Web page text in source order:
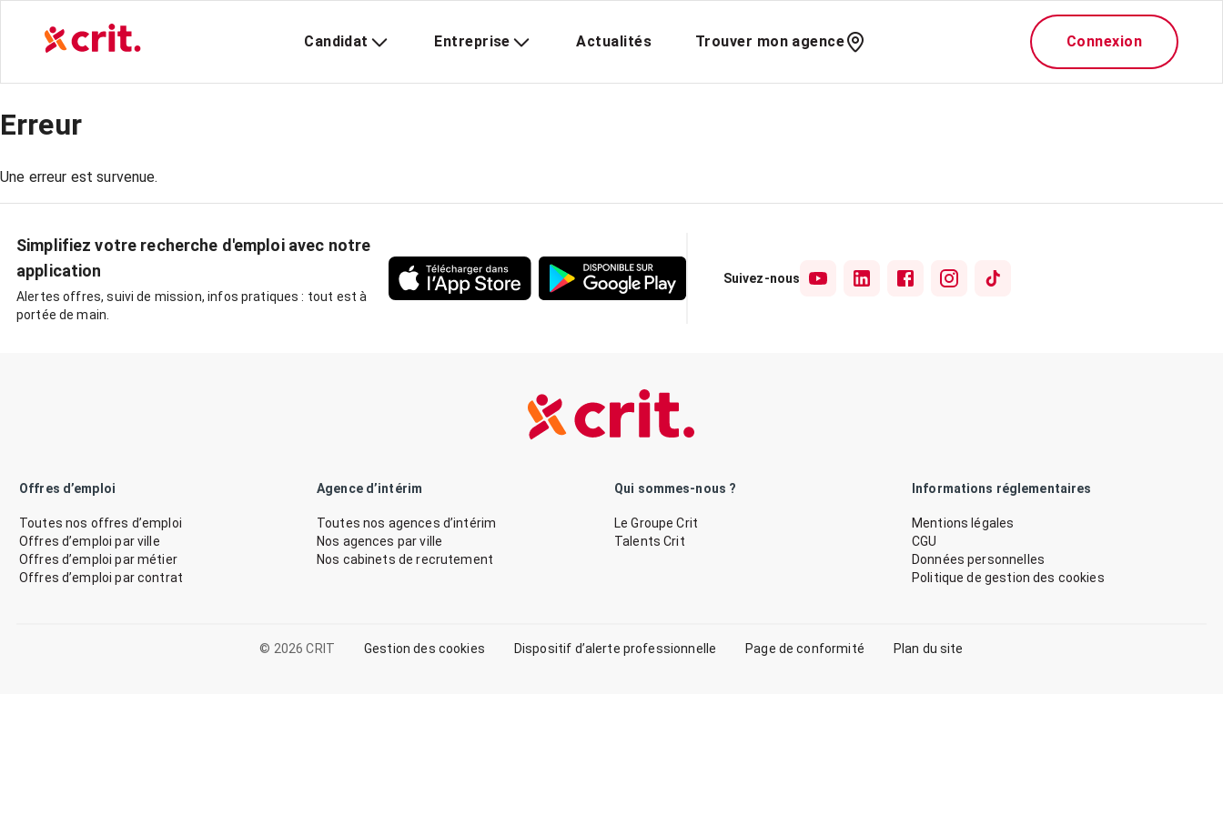
Candidat Entreprise Actualités Trouver mon agence Connexion
Erreur
Une erreur est survenue.
Simplifiez votre recherche d'emploi avec notre
application
Alertes offres, suivi de mission, infos pratiques : tout est à
portée de main.
Suivez-nous
Offres d’emploi
Toutes nos offres d’emploi
Offres d’emploi par ville
Offres d’emploi par métier
Offres d’emploi par contrat
Agence d’intérim
Toutes nos agences d’intérim
Nos agences par ville
Nos cabinets de recrutement
Qui sommes-nous ?
Le Groupe Crit
Talents Crit
Informations réglementaires
Mentions légales
CGU
Données personnelles
Politique de gestion des cookies
© 2026 CRIT Gestion des cookies Dispositif d’alerte professionnelle Page de conformité Plan du site